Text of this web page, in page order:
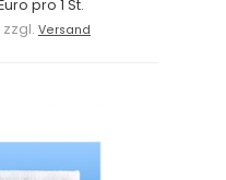
Euro pro 1 St.
zzgl. Versand